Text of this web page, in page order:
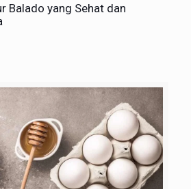
Balado yang Sehat dan